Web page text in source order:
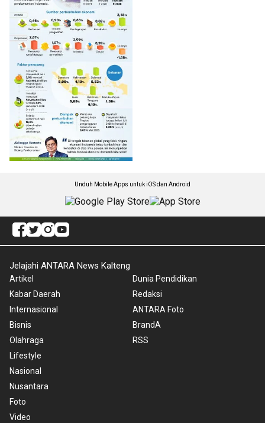
Unduh Mobile Apps untuk iOS dan Android
Jelajahi ANTARA News Kalteng
Artikel
Kabar Daerah
Internasional
Bisnis
Olahraga
Lifestyle
Nasional
Nusantara
Foto
Video
Dunia Pendidikan
Redaksi
ANTARA Foto
BrandA
RSS